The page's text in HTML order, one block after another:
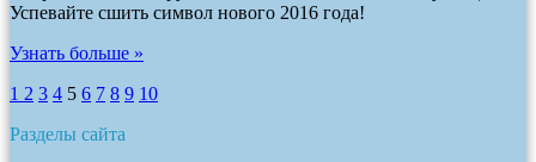
Успевайте сшить символ нового 2016 года!
Узнать больше »
1 2 3 4 5 6 7 8 9 10
Разделы сайта